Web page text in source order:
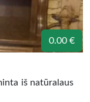
0.00 €
iš natūralaus